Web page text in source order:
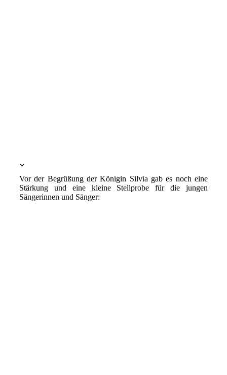
Vor der Begrüßung der Königin Silvia gab es noch eine
Stärkung und eine kleine Stellprobe für die jungen
Sängerinnen und Sänger: